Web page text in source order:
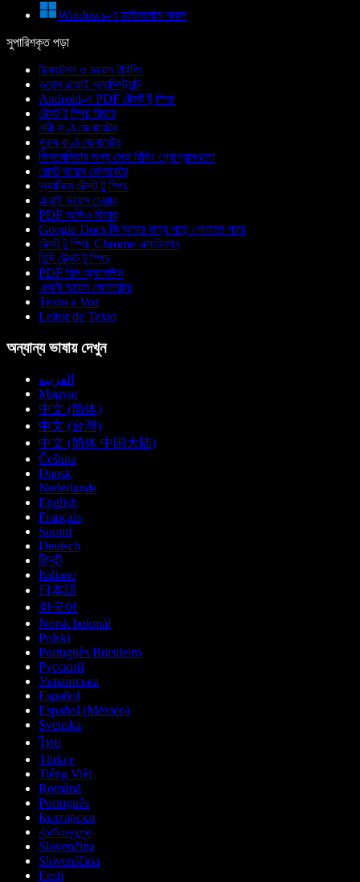
Windows-এ ডাউনলোড করুন
সুপারিশকৃত পড়া
ডিকটেশন ও ভয়েস টাইপিং
ভয়েস এআই অ্যাসিস্ট্যান্ট
Android-এ PDF টেক্সট টু স্পিচ
টেক্সট টু স্পিচ রিডার
নারী কণ্ঠ জেনারেটর
পুরুষ কণ্ঠ জেনারেটর
ডিসলেক্সিয়ার জন্য সেরা রিডিং প্রোগ্রামগুলো
রোবট ভয়েস জেনারেটর
অ্যানিমে টেক্সট টু স্পিচ
এআই ভয়েস চেঞ্জার
PDF অডিও রিডার
Google Docs কি আমার জন্য পড়ে শোনাতে পারে
টেক্সট টু স্পিচ Chrome এক্সটেনশন
হিন্দি টেক্সট টু স্পিচ
PDF রিড অ্যালাউড
এআই ভয়েস জেনারেটর
Texto a Voz
Leitor de Texto
অন্যান্য ভাষায় দেখুন
العربية
Magyar
中文 (简体)
中文 (台灣)
中文 (简体 中国大陆)
Čeština
Dansk
Nederlands
English
Français
Suomi
Deutsch
हिन्दी
Italiano
日本語
한국어
Norsk bokmål
Polski
Português Brasileiro
Русский
Українська
Español
Español (México)
Svenska
ไทย
Türkçe
Tiếng Việt
Română
Português
Български
ქართული
Slovenčina
Slovenščina
Eesti